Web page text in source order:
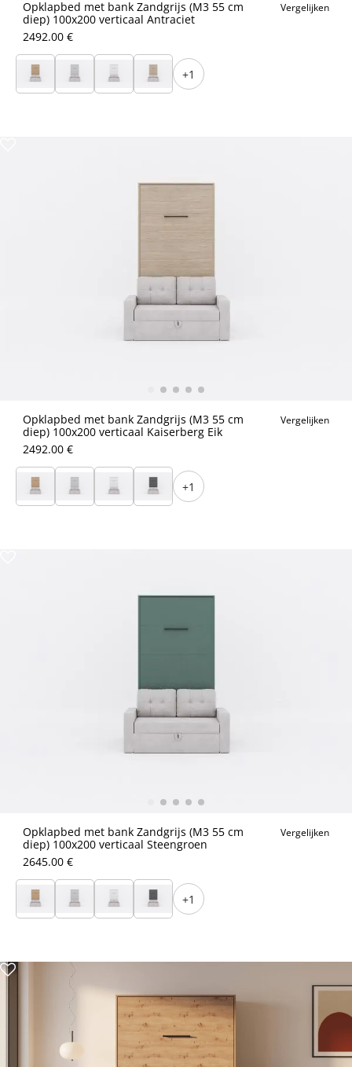
Opklapbed met bank Zandgrijs (M3 55 cm
diep) 100x200 verticaal Antraciet
Vergelijken
2492.00 €
+1
Opklapbed met bank Zandgrijs (M3 55 cm
diep) 100x200 verticaal Kaiserberg Eik
Vergelijken
2492.00 €
+1
Opklapbed met bank Zandgrijs (M3 55 cm
diep) 100x200 verticaal Steengroen
Vergelijken
2645.00 €
+1